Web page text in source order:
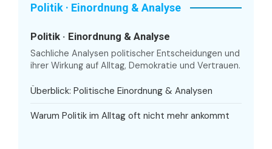
Politik · Einordnung & Analyse
Politik · Einordnung & Analyse
Sachliche Analysen politischer Entscheidungen und
ihrer Wirkung auf Alltag, Demokratie und Vertrauen.
Überblick: Politische Einordnung & Analysen
Warum Politik im Alltag oft nicht mehr ankommt